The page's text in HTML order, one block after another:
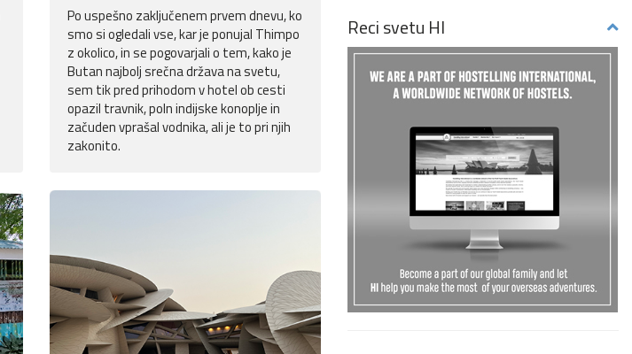
Po uspešno zaključenem prvem dnevu, ko
smo si ogledali vse, kar je ponujal Thimpo
z okolico, in se pogovarjali o tem, kako je
Butan najbolj srečna država na svetu,
sem tik pred prihodom v hotel ob cesti
opazil travnik, poln indijske konoplje in
začuden vprašal vodnika, ali je to pri njih
zakonito.
Reci svetu HI